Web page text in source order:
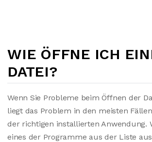
WIE ÖFFNE ICH
DATEI?
Wenn Sie Probleme beim Öffnen der
liegt das Problem in den meisten
der richtigen installierten Anwendung.
eines der Programme aus der Liste